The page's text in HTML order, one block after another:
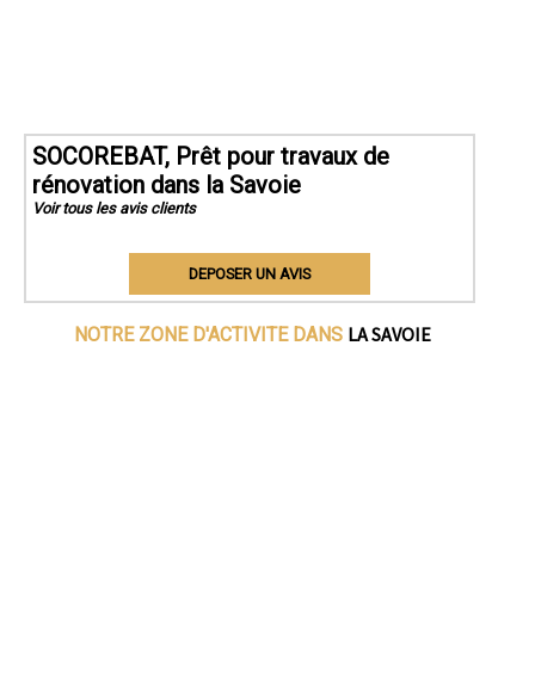
SOCOREBAT, Prêt pour travaux de
rénovation dans la Savoie
Voir tous les avis clients
DEPOSER UN AVIS
NOTRE ZONE D'ACTIVITE DANS LA SAVOIE